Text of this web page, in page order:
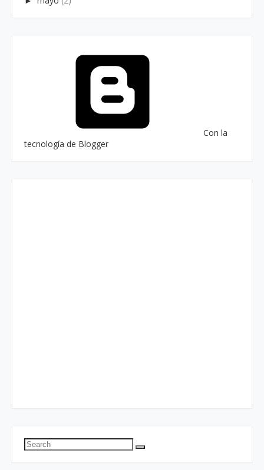
Con la
tecnología de Blogger